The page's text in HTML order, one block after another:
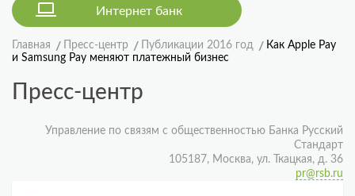
Интернет банк
Главная Пресс-центр Публикации 2016 год
Как Apple Pay
и Samsung Pay меняют платежный бизнес
Пресс-центр
Управление по связям с общественностью Банка Русский
Стандарт
105187, Москва, ул. Ткацкая, д. 36
pr@rsb.ru